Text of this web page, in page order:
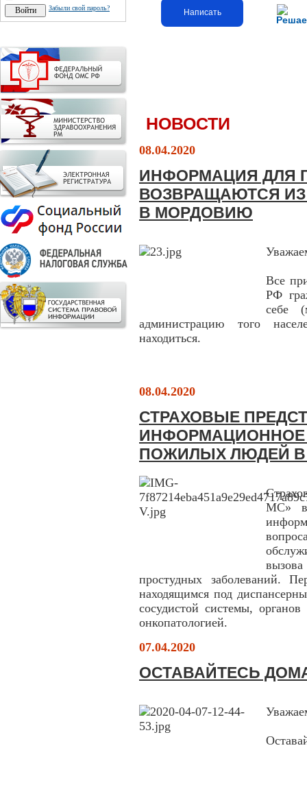
Забыли свой пароль? Написать
НОВОСТИ
08.04.2020
ИНФОРМАЦИЯ ДЛЯ
ВОЗВРАЩАЮТСЯ ИЗ
В МОРДОВИЮ
Все
РФ
себе
администрацию того
находиться.
08.04.2020
СТРАХОВЫЕ
ПОЖИЛЫХ ЛЮДЕЙ В
МС» в
простудных заболеваний.
находящимся под
сосудистой системы,
онкопатологией.
07.04.2020
ОСТАВАЙТЕСЬ